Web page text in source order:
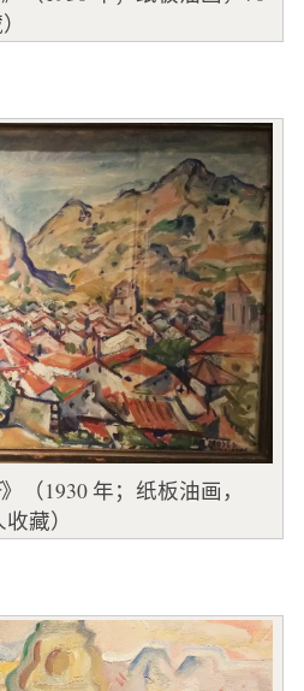
》（1930 年；纸板油画，
藏）